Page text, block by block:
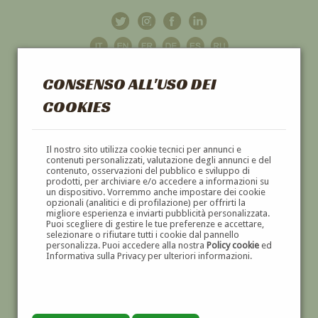
CONSENSO ALL'USO DEI
COOKIES
Il nostro sito utilizza cookie tecnici per annunci e
contenuti personalizzati, valutazione degli annunci e del
contenuto, osservazioni del pubblico e sviluppo di
prodotti, per archiviare e/o accedere a informazioni su
un dispositivo. Vorremmo anche impostare dei cookie
opzionali (analitici e di profilazione) per offrirti la
migliore esperienza e inviarti pubblicità personalizzata.
Puoi scegliere di gestire le tue preferenze e accettare,
selezionare o rifiutare tutti i cookie dal pannello
personalizza. Puoi accedere alla nostra Policy cookieed
Informativa sulla Privacy per ulteriori informazioni.
GALLERIAD'ARTE
DIPINTI E SCULTURE '800 E '900